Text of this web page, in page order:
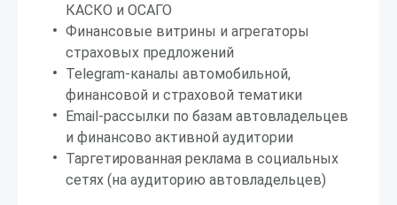
КАСКО и ОСАГО
Финансовые витрины и агрегаторы
страховых предложений
Telegram-каналы автомобильной,
финансовой и страховой тематики
Email-рассылки по базам автовладельцев
и финансово активной аудитории
Таргетированная реклама в социальных
сетях (на аудиторию автовладельцев)